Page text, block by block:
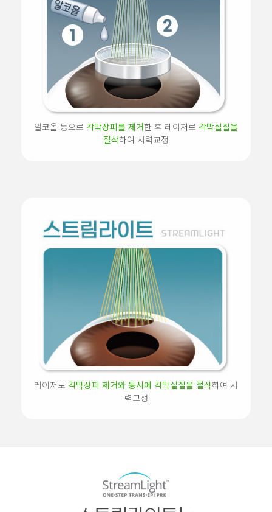
알코올 등으로 각막상피를 제거한 후 레이저로 각막실질을
절삭하여 시력교정
레이저로 각막상피 제거와 동시에 각막실질을 절삭하여 시
력교정